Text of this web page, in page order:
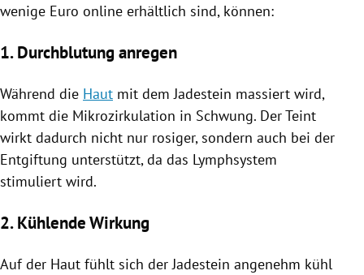
wenige Euro online erhältlich sind, können:
1. Durchblutung anregen
Während die Haut mit dem Jadestein massiert wird,
kommt die Mikrozirkulation in Schwung. Der Teint
wirkt dadurch nicht nur rosiger, sondern auch bei der
Entgiftung unterstützt, da das Lymphsystem
stimuliert wird.
2. Kühlende Wirkung
Auf der Haut fühlt sich der Jadestein angenehm kühl